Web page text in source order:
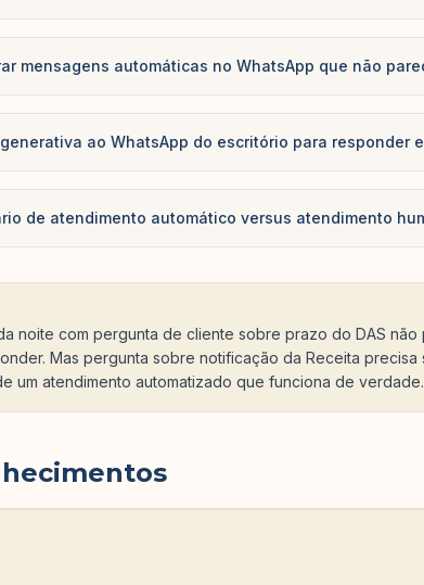
mensagens automáticas no WhatsApp que não
ao WhatsApp do escritório para responder
de atendimento automático versus atendimento
noite com pergunta de cliente sobre prazo do DAS
Mas pergunta sobre notificação da Receita precisa
um atendimento automatizado que funciona de verdade.